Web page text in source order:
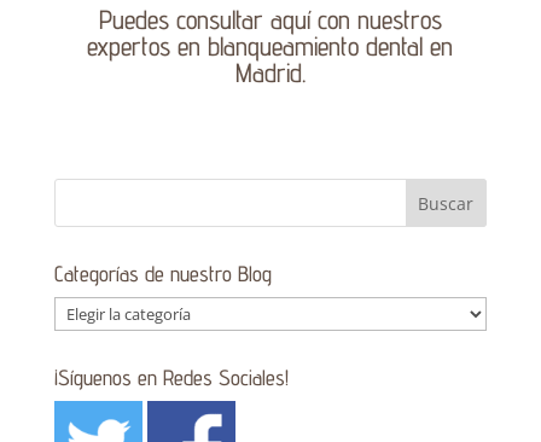
Puedes consultar aquí con nuestros
expertos en blanqueamiento dental en
Madrid.
Categorías de nuestro Blog
Categorías
de
nuestro
Blog
¡Síguenos en Redes Sociales!